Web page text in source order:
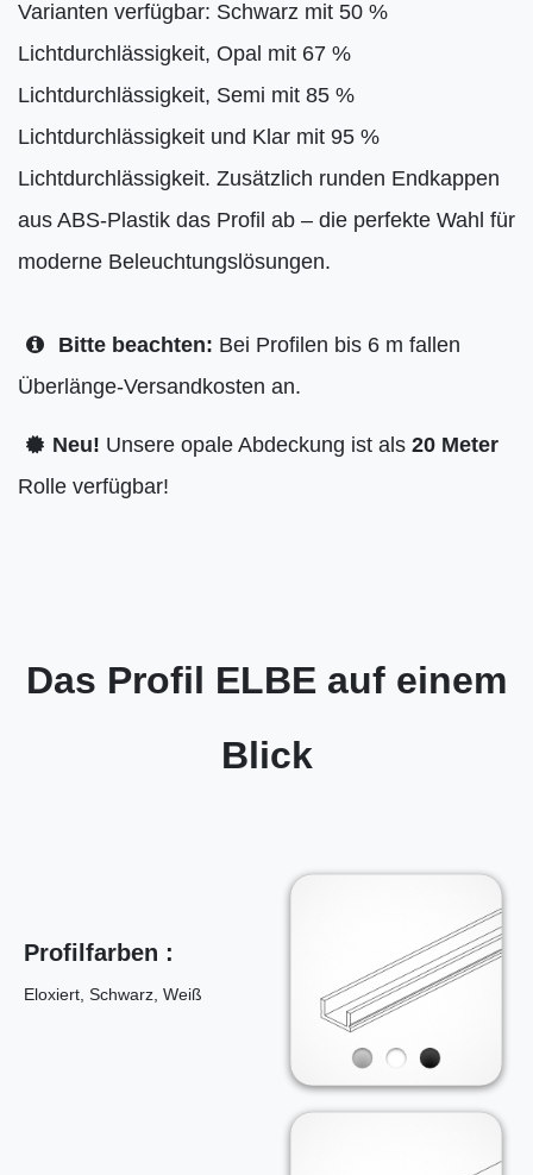
Varianten verfügbar: Schwarz mit 50 %
Lichtdurchlässigkeit, Opal mit 67 %
Lichtdurchlässigkeit, Semi mit 85 %
Lichtdurchlässigkeit und Klar mit 95 %
Lichtdurchlässigkeit. Zusätzlich runden Endkappen
aus ABS-Plastik das Profil ab – die perfekte Wahl für
moderne Beleuchtungslösungen.
Bitte beachten: Bei Profilen bis 6 m fallen
Überlänge-Versandkosten an.
Neu! Unsere opale Abdeckung ist als 20 Meter
Rolle verfügbar!
Das Profil ELBE auf einem
Blick
Profilfarben :
Eloxiert, Schwarz, Weiß